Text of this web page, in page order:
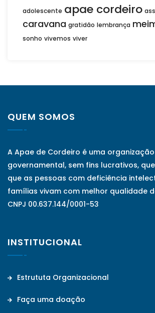
adolescente apae cordeiro
caravana gratidão lembrança
sonho vivemos viver
QUEM SOMOS
A Apae de Cordeiro é uma
governamental, sem fins lucrativos,
que as pessoas com deficiência
famílias vivam com melhor qualidade
CNPJ 00.637.144/0001-53
INSTITUCIONAL
Estrututa Organizacional
Faça uma doação